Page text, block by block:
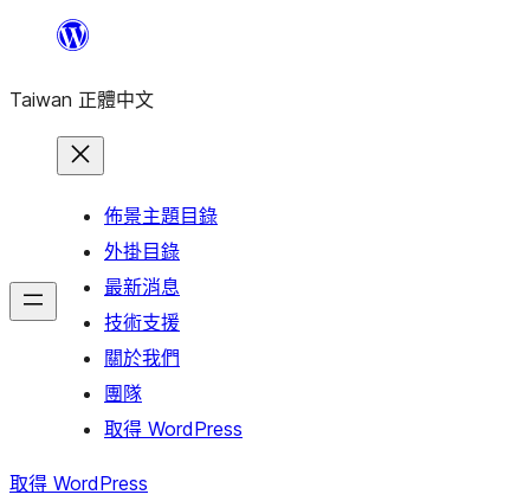
主
Taiwan 正體中文
佈景主題目錄
外掛目錄
最新消息
技術支援
關於我們
團隊
取得 WordPress
取得 WordPress